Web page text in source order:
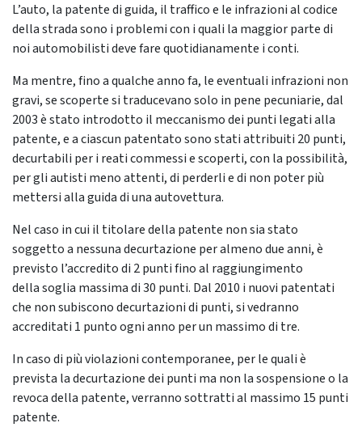
L’auto, la patente di guida, il traffico e le infrazioni al codice
della strada sono i problemi con i quali la maggior parte di
noi automobilisti deve fare quotidianamente i conti.
Ma mentre, fino a qualche anno fa, le eventuali infrazioni non
gravi, se scoperte si traducevano solo in pene pecuniarie, dal
2003 è stato introdotto il meccanismo dei punti legati alla
patente, e a ciascun patentato sono stati attribuiti 20 punti,
decurtabili per i reati commessi e scoperti, con la possibilità,
per gli autisti meno attenti, di perderli e di non poter più
mettersi alla guida di una autovettura.
Nel caso in cui il titolare della patente non sia stato
soggetto a nessuna decurtazione per almeno due anni, è
previsto l’accredito di 2 punti fino al raggiungimento
della soglia massima di 30 punti. Dal 2010 i nuovi patentati
che non subiscono decurtazioni di punti, si vedranno
accreditati 1 punto ogni anno per un massimo di tre.
In caso di più violazioni contemporanee, per le quali è
prevista la decurtazione dei punti ma non la sospensione o la
revoca della patente, verranno sottratti al massimo 15 punti
patente.